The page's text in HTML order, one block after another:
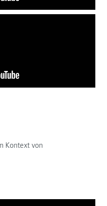
Kontext von